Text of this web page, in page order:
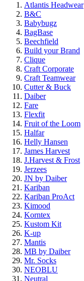
Atlantis Headwear
B&C
Babybugz
BagBase
Beechfield
Build your Brand
Clique
Craft Corporate
Craft Teamwear
Cutter & Buck
Daiber
Fare
Flexfit
Fruit of the Loom
Halfar
Helly Hansen
James Harvest
J.Harvest & Frost
Jerzees
JN by Daiber
Kariban
Kariban ProAct
Kimood
Korntex
Kustom Kit
K-up
Mantis
MB by Daiber
Mr. Socks
NEOBLU
Neutral